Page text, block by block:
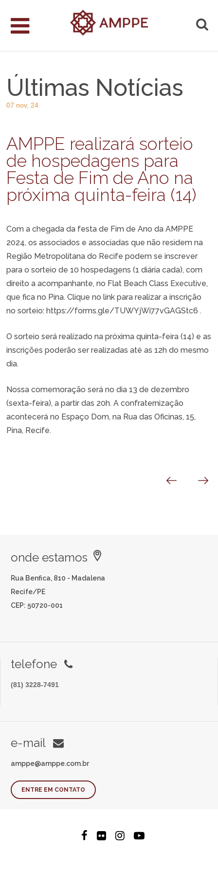
Últimas Notícias
07 nov, 24
AMPPE realizará sorteio
de hospedagens para
Festa de Fim de Ano na
próxima quinta-feira (14)
Com a chegada da festa de Fim de Ano da AMPPE
2024, os associados e associadas que não residem na
Região Metropolitana do Recife podem se inscrever
para o sorteio de 10 hospedagens (1 diária cada), com
direito a acompanhante, no Flat Beach Class Executive,
que fica no Pina. Clique no link para realizar a inscrição
no sorteio:https://forms.gle/TUWYjWi77vGAGStc6 .
O sorteio será realizado na próxima quinta-feira (14) e as
inscrições poderão ser realizadas até as 12h do mesmo
dia.
Nossa comemoração será no dia 13 de dezembro
(sexta-feira), a partir das 20h. A confraternização
acontecerá no Espaço Dom, na Rua das Oficinas, 15,
Pina, Recife.
onde estamos
Rua Benfica, 810 - Madalena
Recife/PE
CEP: 50720-001
telefone
(81) 3228-7491
e-mail
amppe@amppe.com.br
ENTRE EM CONTATO